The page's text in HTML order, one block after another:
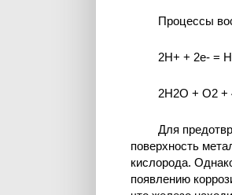
Процессы
2H+ + 2е- =
2H2O + O2 +
Для
поверхность
кислорода.
появлению